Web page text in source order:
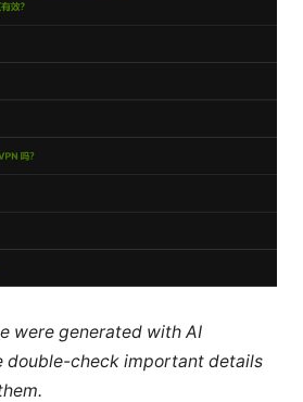
were generated with AI
double-check important details